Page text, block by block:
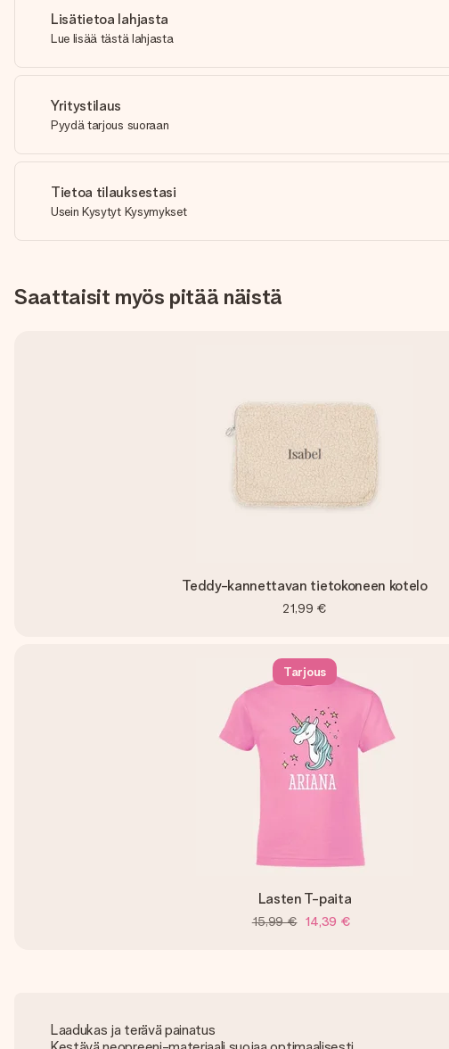
Lisätietoa lahjasta
Lue lisää tästä lahjasta
Yritystilaus
Pyydä tarjous suoraan
Tietoa tilauksestasi
Usein Kysytyt Kysymykset
Saattaisit myös pitää näistä
Teddy-kannettavan tietokoneen kotelo
21,99 €
Tarjous
Lasten T-paita
15,99 € 14,39 €
Laadukas ja terävä painatus